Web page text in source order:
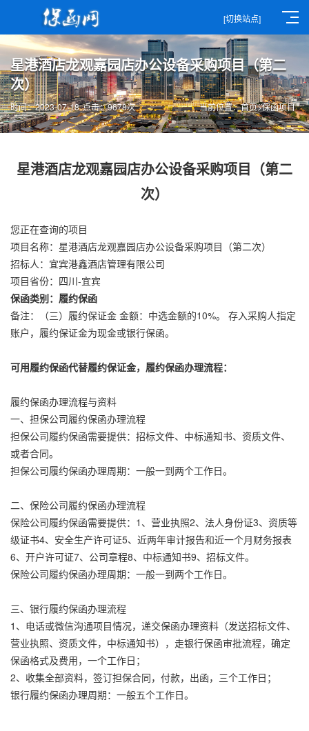
[切换站点]
星港酒店龙观嘉园店办公设备采购项目（第二
次）
当前位置：首页>保函项目
时间：2023-07-18 点击：9678次
星港酒店龙观嘉园店办公设备采购项目（第二
次）
您正在查询的项目
项目名称：星港酒店龙观嘉园店办公设备采购项目（第二次）
招标人：宜宾港鑫酒店管理有限公司
项目省份：四川-宜宾
保函类别：履约保函
备注：（三）履约保证金 金额：中选金额的10%。 存入采购人指定
账户，履约保证金为现金或银行保函。
可用履约保函代替履约保证金，履约保函办理流程：
履约保函办理流程与资料
一、担保公司履约保函办理流程
担保公司履约保函需要提供：招标文件、中标通知书、资质文件、
或者合同。
担保公司履约保函办理周期：一般一到两个工作日。
二、保险公司履约保函办理流程
保险公司履约保函需要提供：1、营业执照2、法人身份证3、资质等
级证书4、安全生产许可证5、近两年审计报告和近一个月财务报表
6、开户许可证7、公司章程8、中标通知书9、招标文件。
保险公司履约保函办理周期：一般一到两个工作日。
三、银行履约保函办理流程
1、电话或微信沟通项目情况，递交保函办理资料（发送招标文件、
营业执照、资质文件，中标通知书），走银行保函审批流程，确定
保函格式及费用，一个工作日；
2、收集全部资料，签订担保合同，付款，出函，三个工作日；
银行履约保函办理周期：一般五个工作日。